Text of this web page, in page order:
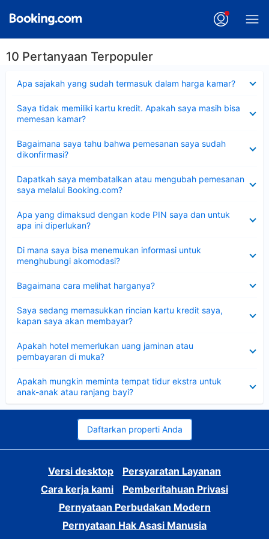
10 Pertanyaan Terpopuler
Apa sajakah yang sudah termasuk dalam harga kamar?
Saya tidak memiliki kartu kredit. Apakah saya masih bisa
memesan kamar?
Bagaimana saya tahu bahwa pemesanan saya sudah
dikonfirmasi?
Dapatkah saya membatalkan atau mengubah pemesanan
saya melalui Booking.com?
Apa yang dimaksud dengan kode PIN saya dan untuk
apa ini diperlukan?
Di mana saya bisa menemukan informasi untuk
menghubungi akomodasi?
Bagaimana cara melihat harganya?
Saya sedang memasukkan rincian kartu kredit saya,
kapan saya akan membayar?
Apakah hotel memerlukan uang jaminan atau
pembayaran di muka?
Apakah mungkin meminta tempat tidur ekstra untuk
anak-anak atau ranjang bayi?
Daftarkan properti Anda
Versi desktop
Persyaratan Layanan
Cara kerja kami
Pemberitahuan Privasi
Pernyataan Perbudakan Modern
Pernyataan Hak Asasi Manusia